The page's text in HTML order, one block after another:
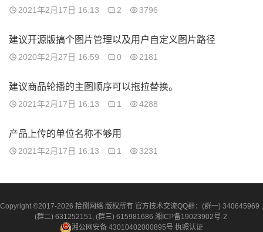
2021年2月17日 16:13 2 3796
建议开源版搞个图片管理以及用户自定义图片路径
2020年2月27日 16:59 0 2181
建议商品轮播的主图顺序可以拖拉替换。
2021年2月17日 16:13 1 4288
产品上传的单位名称不够用
2021年2月17日 16:13 1 3231
Copyright ©2017-2026 拾捌网络 版权所有 官方技术交流QQ群：(群一) 340645969 ,
(群二) 631252151, (群三) 615981686 湘ICP备19023902号-2
湘公网安备 43010402000895号 执照认证